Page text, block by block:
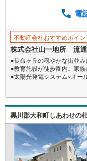
電
不動産会社おすすめポイン
株式会社山一地所 流
●長命ヶ丘の穏やかな街並
●教育施設が徒歩圏内。家
●太陽光発電システム×オー
●収納充実＆快適設備を備
●住宅性能評価取得物件
●○●○●○●○●○●○●○●○●○●○●
【購入のご相談】
地元に強い「山一地所」だか
売買物件も豊富に取り揃え
黒川郡大和町しあわせの